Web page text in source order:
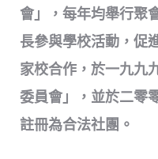
會」，每年均舉行聚
長參與學校活動，促
家校合作，於一九九
委員會」，並於二零
註冊為合法社團。